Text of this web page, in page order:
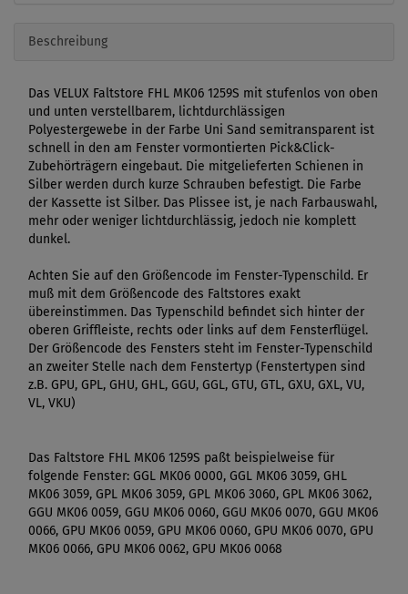
Beschreibung
Das VELUX Faltstore FHL MK06 1259S mit stufenlos von oben
und unten verstellbarem, lichtdurchlässigen
Polyestergewebe in der Farbe Uni Sand semitransparent ist
schnell in den am Fenster vormontierten Pick&Click-
Zubehörträgern eingebaut. Die mitgelieferten Schienen in
Silber werden durch kurze Schrauben befestigt. Die Farbe
der Kassette ist Silber. Das Plissee ist, je nach Farbauswahl,
mehr oder weniger lichtdurchlässig, jedoch nie komplett
dunkel.
Achten Sie auf den Größencode im Fenster-Typenschild. Er
muß mit dem Größencode des Faltstores exakt
übereinstimmen. Das Typenschild befindet sich hinter der
oberen Griffleiste, rechts oder links auf dem Fensterflügel.
Der Größencode des Fensters steht im Fenster-Typenschild
an zweiter Stelle nach dem Fenstertyp (Fenstertypen sind
z.B. GPU, GPL, GHU, GHL, GGU, GGL, GTU, GTL, GXU, GXL, VU,
VL, VKU)
Das Faltstore FHL MK06 1259S paßt beispielweise für
folgende Fenster: GGL MK06 0000, GGL MK06 3059, GHL
MK06 3059, GPL MK06 3059, GPL MK06 3060, GPL MK06 3062,
GGU MK06 0059, GGU MK06 0060, GGU MK06 0070, GGU MK06
0066, GPU MK06 0059, GPU MK06 0060, GPU MK06 0070, GPU
MK06 0066, GPU MK06 0062, GPU MK06 0068